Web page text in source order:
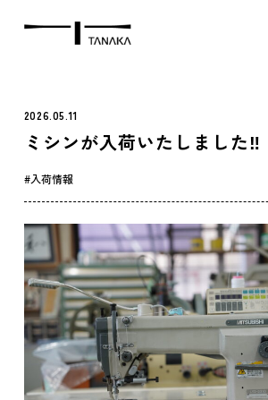
2026.05.11
ミシンが入荷いたしました‼️
入荷情報